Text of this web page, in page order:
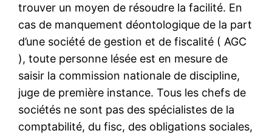
trouver un moyen de résoudre la facilité. En
cas de manquement déontologique de la part
d’une société de gestion et de fiscalité ( AGC
), toute personne lésée est en mesure de
saisir la commission nationale de discipline,
juge de première instance. Tous les chefs de
sociétés ne sont pas des spécialistes de la
comptabilité, du fisc, des obligations sociales,